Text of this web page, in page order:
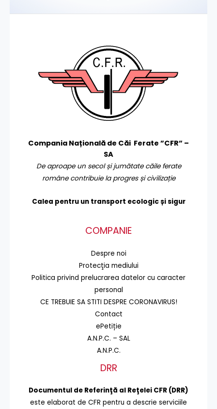
Compania Națională de Căi Ferate ”CFR” –
SA
De aproape un secol și jumătate căile ferate
române contribuie la progres și civilizație
Calea pentru un transport ecologic și sigur
COMPANIE
Despre noi
Protecţia mediului
Politica privind prelucrarea datelor cu caracter
personal
CE TREBUIE SA STITI DESPRE CORONAVIRUS!
Contact
ePetiție
A.N.P.C. – SAL
A.N.P.C.
DRR
Documentul de Referinţă al Reţelei CFR (DRR)
este elaborat de CFR pentru a descrie serviciile